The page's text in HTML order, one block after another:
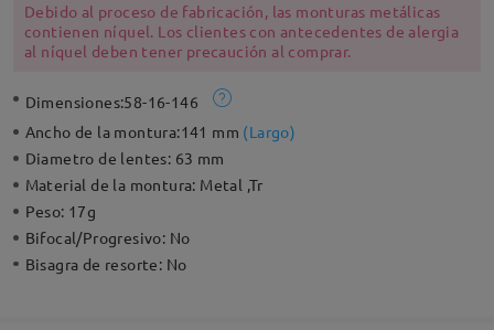
Debido al proceso de fabricación, las monturas metálicas
contienen níquel. Los clientes con antecedentes de alergia
al níquel deben tener precaución al comprar.
Dimensiones:58-16-146
Ancho de la montura:141 mm (Largo)
Diametro de lentes: 63 mm
Material de la montura: Metal ,Tr
Peso: 17g
Bifocal/Progresivo: No
Bisagra de resorte: No